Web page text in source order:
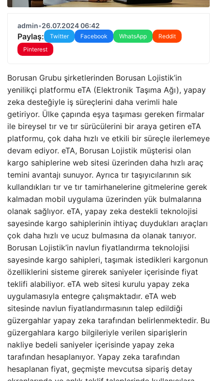
admin•26.07.2024 06:42
Paylaş: Twitter Facebook WhatsApp
Reddit
Pinterest
Borusan Grubu şirketlerinden Borusan Lojistik’in
yenilikçi platformu eTA (Elektronik Taşıma Ağı), yapay
zeka desteğiyle iş süreçlerini daha verimli hale
getiriyor. Ülke çapında eşya taşıması gereken firmalar
ile bireysel tır ve tır sürücülerini bir araya getiren eTA
platformu, çok daha hızlı ve etkili bir süreçle ilerlemeye
devam ediyor. eTA, Borusan Lojistik müşterisi olan
kargo sahiplerine web sitesi üzerinden daha hızlı araç
temini avantajı sunuyor. Ayrıca tır taşıyıcılarının sık
kullandıkları tır ve tır tamirhanelerine gitmelerine gerek
kalmadan mobil uygulama üzerinden yük bulmalarına
olanak sağlıyor. eTA, yapay zeka destekli teknolojisi
sayesinde kargo sahiplerinin ihtiyaç duydukları araçları
çok daha hızlı ve ucuz bulmasına da olanak tanıyor.
Borusan Lojistik’in navlun fiyatlandırma teknolojisi
sayesinde kargo sahipleri, taşımak istedikleri kargonun
özelliklerini sisteme girerek saniyeler içerisinde fiyat
teklifi alabiliyor. eTA web sitesi kurulu yapay zeka
uygulamasıyla entegre çalışmaktadır. eTA web
sitesinde navlun fiyatlandırmasının talep edildiği
güzergahlar yapay zeka tarafından belirlenmektedir. Bu
güzergahlara kargo bilgileriyle verilen siparişlerin
nakliye bedeli saniyeler içerisinde yapay zeka
tarafından hesaplanıyor. Yapay zeka tarafından
hesaplanan fiyat, geçmişte mevcutsa sipariş detay